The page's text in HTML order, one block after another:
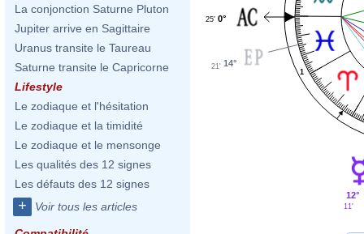
La conjonction Saturne Pluton
Jupiter arrive en Sagittaire
Uranus transite le Taureau
Saturne transite le Capricorne
Lifestyle
Le zodiaque et l'hésitation
Le zodiaque et la timidité
Le zodiaque et le mensonge
Les qualités des 12 signes
Les défauts des 12 signes
+ Voir tous les articles
1
0°
25'
14°
21'
12°
11'